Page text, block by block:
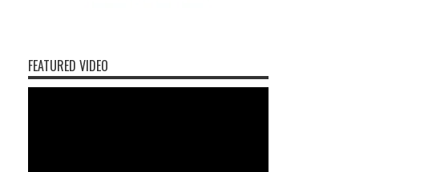
FEATURED VIDEO